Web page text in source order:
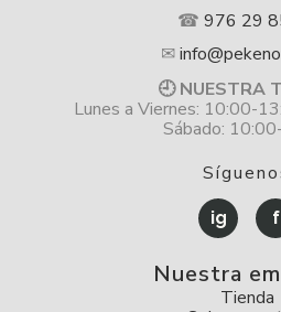
☎ 976 29
✉
🕘 NUESTRA
Lunes a Viernes: 10:00-
Sábado:
ig f
Nuestra
Tienda